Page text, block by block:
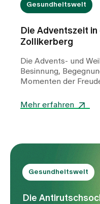
Gesundheitswelt
Die Adventszeit
Zollikerberg
Die Advents- und
Besinnung,
Momenten der
spiritueller,
Mehr erfahren
Gesundheitswelt
Die